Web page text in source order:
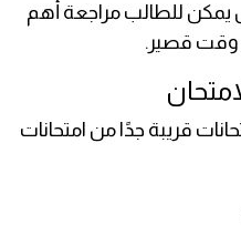
يمكن للطالب مراجعة أهم
وقت قصير.
قريبة جدًا من امتحانات